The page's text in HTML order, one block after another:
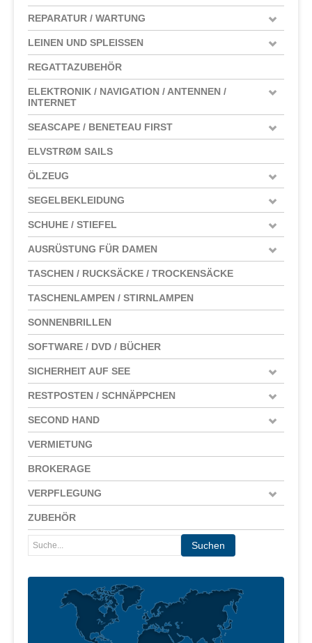
REPARATUR / WARTUNG
LEINEN UND SPLEISSEN
REGATTAZUBEHÖR
ELEKTRONIK / NAVIGATION / ANTENNEN /
INTERNET
SEASCAPE / BENETEAU FIRST
ELVSTRØM SAILS
ÖLZEUG
SEGELBEKLEIDUNG
SCHUHE / STIEFEL
AUSRÜSTUNG FÜR DAMEN
TASCHEN / RUCKSÄCKE / TROCKENSÄCKE
TASCHENLAMPEN / STIRNLAMPEN
SONNENBRILLEN
SOFTWARE / DVD / BÜCHER
SICHERHEIT AUF SEE
RESTPOSTEN / SCHNÄPPCHEN
SECOND HAND
VERMIETUNG
BROKERAGE
VERPFLEGUNG
ZUBEHÖR